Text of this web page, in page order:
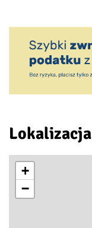
Lokalizacja
+
−